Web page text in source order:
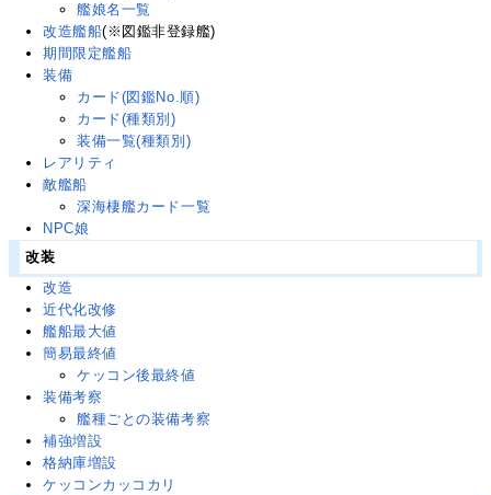
艦娘名一覧
改造艦船(※図鑑非登録艦)
期間限定艦船
装備
カード(図鑑No.順)
カード(種類別)
装備一覧(種類別)
レアリティ
敵艦船
深海棲艦カード一覧
NPC娘
改装
改造
近代化改修
艦船最大値
簡易最終値
ケッコン後最終値
装備考察
艦種ごとの装備考察
補強増設
格納庫増設
ケッコンカッコカリ